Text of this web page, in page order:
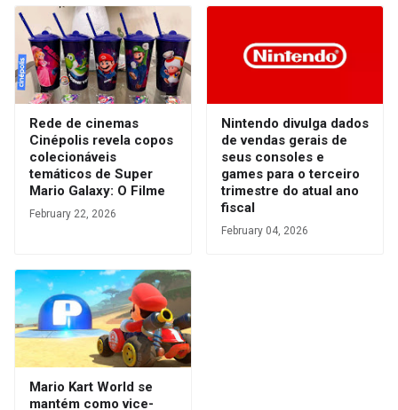
Rede de cinemas
Cinépolis revela copos
colecionáveis
temáticos de Super
Mario Galaxy: O Filme
February 22, 2026
Nintendo divulga dados
de vendas gerais de
seus consoles e
games para o terceiro
trimestre do atual ano
fiscal
February 04, 2026
Mario Kart World se
mantém como vice-